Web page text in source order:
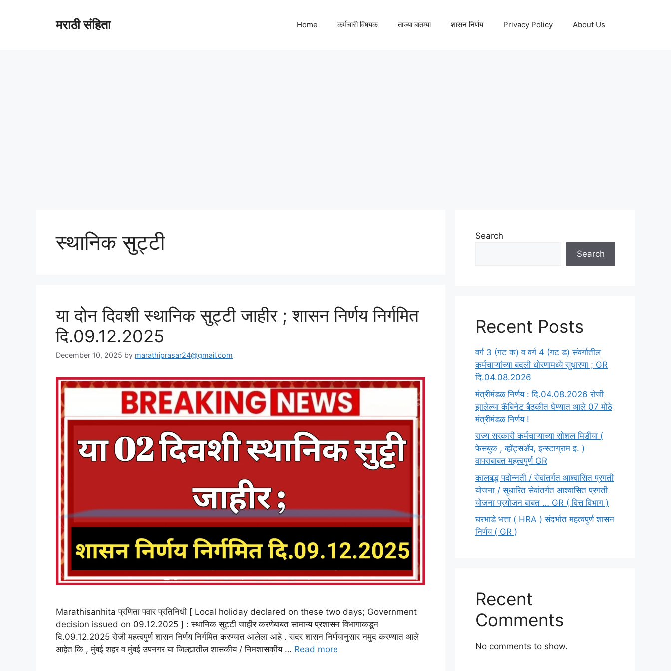
मराठी संहिता Home कर्मचारी विषयक ताज्या बातम्या शासन निर्णय Privacy Policy About Us
स्थानिक सुट्टी
या दोन दिवशी स्थानिक सुट्टी जाहीर ; शासन निर्णय निर्गमित
दि.09.12.2025
December 10, 2025 by marathiprasar24@gmail.com
Marathisanhita प्रणिता पवार प्रतिनिधी [ Local holiday declared on these two days; Government
decision issued on 09.12.2025 ] : स्थानिक सुट्टी जाहीर करणेबाबत सामान्य प्रशासन विभागाकडून
दि.09.12.2025 रोजी महत्वपुर्ण शासन निर्णय निर्गमित करण्यात आलेला आहे . सदर शासन निर्णयानुसार नमुद करण्यात आले
आहेत कि , मुंबई शहर व मुंबई उपनगर या जिल्ह्यातील शासकीय / निमशासकीय … Read more
Search
Search
Recent Posts
वर्ग 3 (गट क) व वर्ग 4 (गट ड) संवर्गातील
कर्मचाऱ्यांच्या बदली धोरणामध्ये सुधारणा ; GR
दि.04.08.2026
मंत्रीमंडळ निर्णय : दि.04.08.2026 रोजी
झालेल्या कॅबिनेट बैठकीत घेण्यात आले 07 मोठे
मंत्रीमंडळ निर्णय !
राज्य सरकारी कर्मचाऱ्याच्या सोशल मिडीया (
फेसबुक , व्हॉट्सॲप, इन्स्टाग्राम इ. )
वापराबाबत महत्वपुर्ण GR
कालबद्ध पदोन्नती / सेवांतर्गत आश्वासित प्रगती
योजना / सुधारित सेवांतर्गत आश्वासित प्रगती
योजना प्रयोजन बाबत … GR ( वित्त विभाग )
घरभाडे भत्ता ( HRA ) संदर्भात महत्वपुर्ण शासन
निर्णय ( GR )
Recent
Comments
No comments to show.